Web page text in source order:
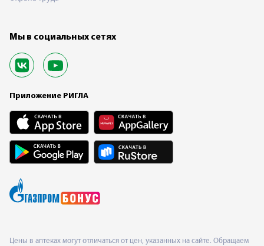
Мы в социальных сетях
Приложение РИГЛА
Цены в аптеках могут отличаться от цен, указанных на сайте. Обращаем